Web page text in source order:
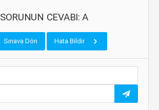
SORUNUN CEVABI: A
Sınava Dön Hata Bildir